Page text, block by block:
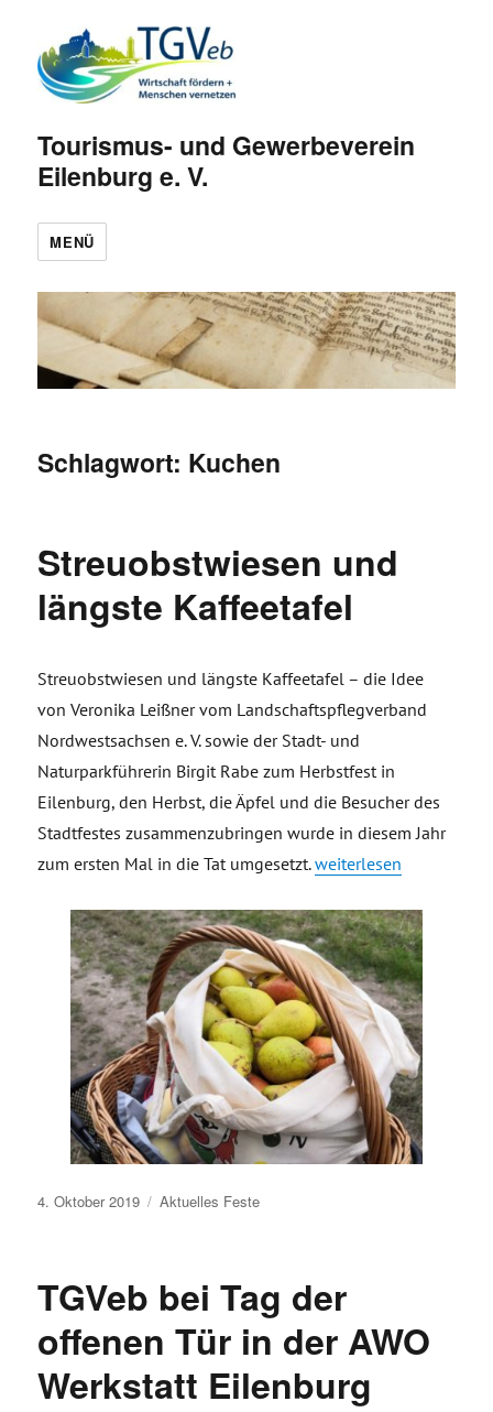
Tourismus- und Gewerbeverein
Eilenburg e. V.
MENÜ
Schlagwort: Kuchen
Streuobstwiesen und
längste Kaffeetafel
Streuobstwiesen und längste Kaffeetafel – die Idee
von Veronika Leißner vom Landschaftspflegverband
Nordwestsachsen e. V. sowie der Stadt- und
Naturparkführerin Birgit Rabe zum Herbstfest in
Eilenburg, den Herbst, die Äpfel und die Besucher des
Stadtfestes zusammenzubringen wurde in diesem Jahr
zum ersten Mal in die Tat umgesetzt.„Streuobstwiesen und
weiterlesen
Veröffentlicht
4. Oktober 2019 Aktuelles Feste
TGVeb bei Tag der
offenen Tür in der AWO
Werkstatt Eilenburg